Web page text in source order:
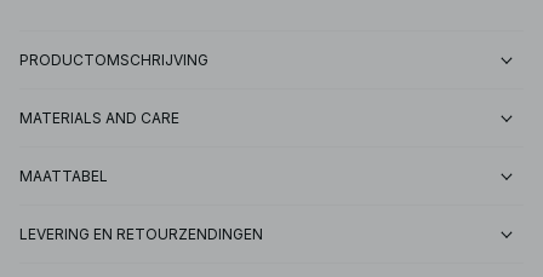
PRODUCTOMSCHRIJVING
MATERIALS AND CARE
MAATTABEL
LEVERING EN RETOURZENDINGEN